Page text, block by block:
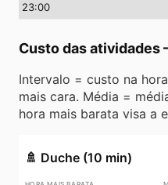
23:00
Custo das atividades
Intervalo = custo na
mais cara. Média =
hora mais barata visa a
🚿 Duche (10 min)